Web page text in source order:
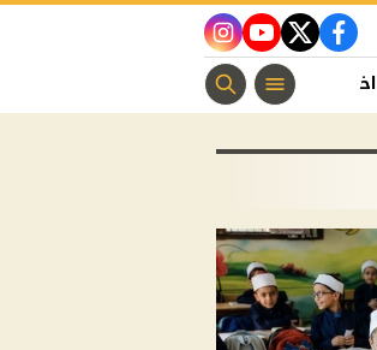
facebook
twitter
youtube
instagram
اخبار الفن منوعات مسيحية